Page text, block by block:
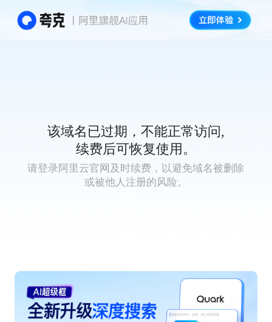
该域名已过期，不能正常访问,
续费后可恢复使用。
请登录阿里云官网及时续费，以避免域名被删除
或被他人注册的风险。